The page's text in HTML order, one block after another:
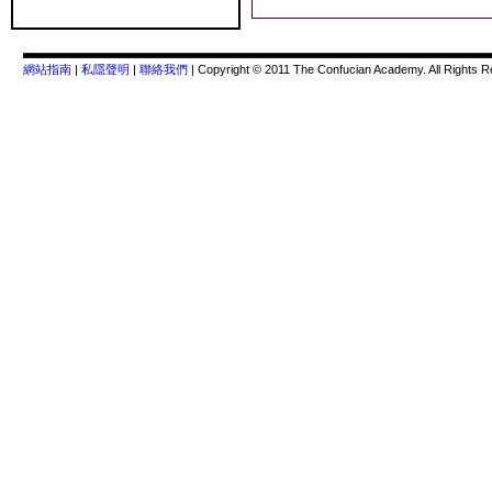
網站指南 | 私隱聲明 | 聯絡我們 | Copyright © 2011 The Confucian Academy. All Rights